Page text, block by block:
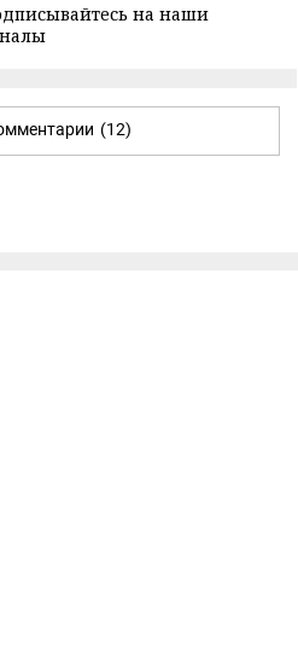
на наши
(12)